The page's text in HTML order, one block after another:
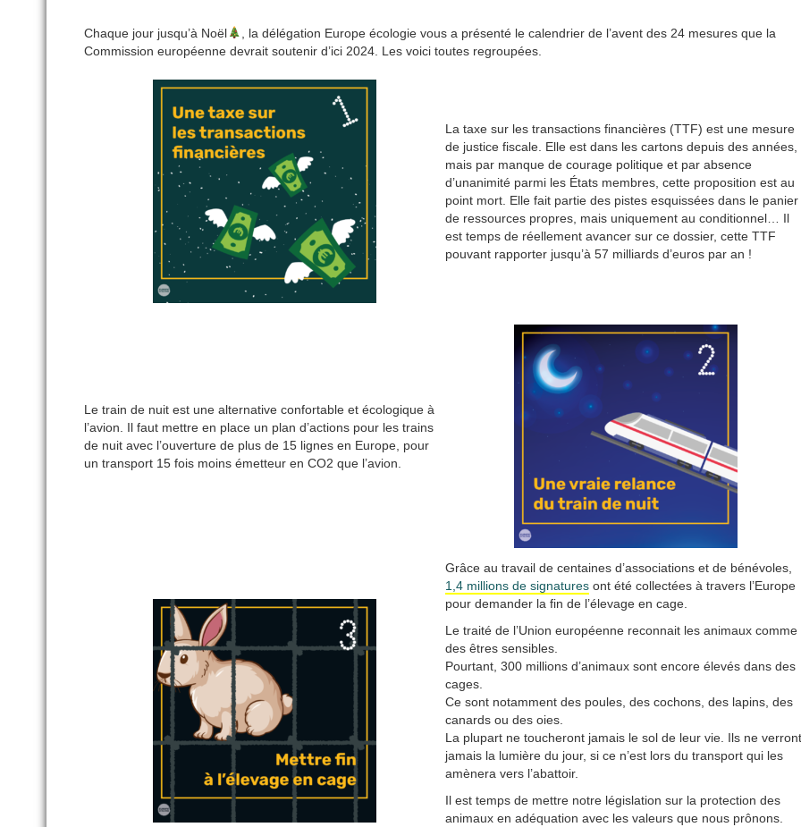
Chaque jour jusqu’à Noël
, la délégation Europe écologie vous a présenté le calendrier de l’avent des 24 mesures que la
Commission européenne devrait soutenir d’ici 2024. Les voici toutes regroupées.
La taxe sur les transactions financières (TTF) est une mesure
de justice fiscale. Elle est dans les cartons depuis des années,
mais par manque de courage politique et par absence
d’unanimité parmi les États membres, cette proposition est au
point mort. Elle fait partie des pistes esquissées dans le panier
de ressources propres, mais uniquement au conditionnel… Il
est temps de réellement avancer sur ce dossier, cette TTF
pouvant rapporter jusqu’à 57 milliards d’euros par an !
Le train de nuit est une alternative confortable et écologique à
l’avion.
Il faut mettre en place un plan d’actions pour les trains
de nuit avec l’ouverture de plus de 15 lignes en Europe, pour
un transport 15 fois moins émetteur en CO2 que l’avion.
Grâce au travail de centaines d’associations et de bénévoles,
1,4 millions de signatures ont été collectées à travers l’Europe
pour demander la fin de l’élevage en cage.
Le traité de l’Union européenne reconnait les animaux comme
des êtres sensibles.
Pourtant, 300 millions d’animaux sont encore élevés dans des
cages.
Ce sont notamment des poules, des cochons, des lapins, des
canards ou des oies.
La plupart ne toucheront jamais le sol de leur vie. Ils ne verront
jamais la lumière du jour, si ce n’est lors du transport qui les
amènera vers l’abattoir.
Il est temps de mettre notre législation sur la protection des
animaux en adéquation avec les valeurs que nous prônons.